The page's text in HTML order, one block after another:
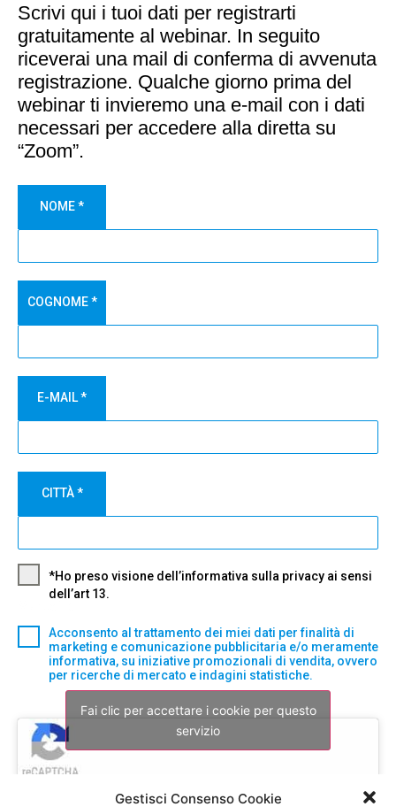
Gestisci Consenso Cookie
Scrivi qui i tuoi dati per registrarti
gratuitamente al webinar. In seguito
riceverai una mail di conferma di avvenuta
registrazione. Qualche giorno prima del
webinar ti invieremo una e-mail con i dati
necessari per accedere alla diretta su
“Zoom”.
NOME*
COGNOME*
E-MAIL*
CITTÀ*
*Ho preso visione dell’informativa sulla privacy ai sensi
dell’art 13.
Acconsento al trattamento dei miei dati per finalità di
marketing e comunicazione pubblicitaria e/o meramente
informativa, su iniziative promozionali di vendita, ovvero
per ricerche di mercato e indagini statistiche.
Fai clic per accettare i cookie per questo
servizio